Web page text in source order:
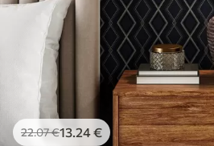
22.07€13.24€